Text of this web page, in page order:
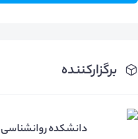
برگزارکننده
دانشکده روانشناسی